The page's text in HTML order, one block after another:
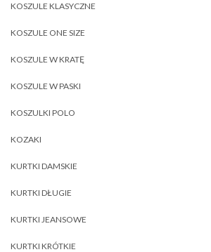
KOSZULE KLASYCZNE
KOSZULE ONE SIZE
KOSZULE W KRATĘ
KOSZULE W PASKI
KOSZULKI POLO
KOZAKI
KURTKI DAMSKIE
KURTKI DŁUGIE
KURTKI JEANSOWE
KURTKI KRÓTKIE